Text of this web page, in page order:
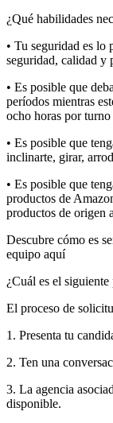
¿Qué habilidades
• Tu seguridad es lo
seguridad, calidad y
• Es posible que
períodos mientras
ocho horas por turno
• Es posible que
inclinarte, girar,
• Es posible que
productos de
productos de origen
Descubre cómo es
equipo aquí
¿Cuál es el siguiente
El proceso de
1. Presenta tu
2. Ten una
3. La agencia
disponible.